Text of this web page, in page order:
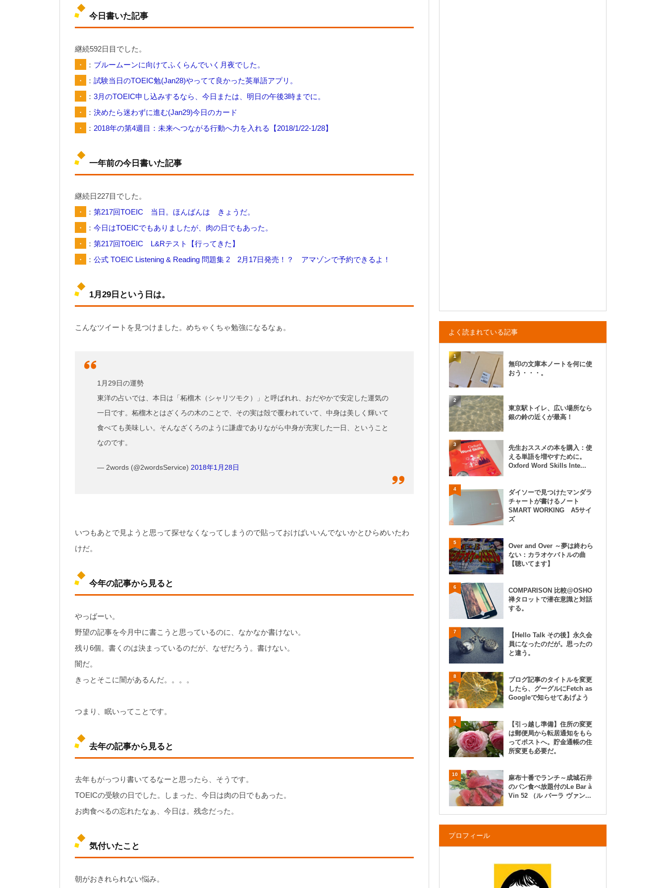
今日書いた記事
継続592日目でした。
・
： ブルームーンに向けてふくらんでいく月夜でした。
・
： 試験当日のTOEIC勉(Jan28)やってて良かった英単語アプリ。
・
： 3月のTOEIC申し込みするなら、今日または、明日の午後3時までに。
・
： 決めたら迷わずに進む(Jan29)今日のカード
・
： 2018年の第4週目：未来へつながる行動へ力を入れる【2018/1/22-1/28】
一年前の今日書いた記事
継続日227目でした。
・
： 第217回TOEIC 当日。ほんばんは きょうだ。
・
： 今日はTOEICでもありましたが、肉の日でもあった。
・
： 第217回TOEIC L&Rテスト【行ってきた】
・
： 公式 TOEIC Listening & Reading 問題集 2 2月17日発売！？ アマゾンで予約できるよ！
1月29日という日は。
こんなツイートを見つけました。めちゃくちゃ勉強になるなぁ。
1月29日の運勢
東洋の占いでは、本日は「柘榴木（シャリツモク）」と呼ばれれ、おだやかで安定した運気の
一日です。柘榴木とはざくろの木のことで、その実は殻で覆われていて、中身は美しく輝いて
食べても美味しい。そんなざくろのように謙虚でありながら中身が充実した一日、ということ
なのです。
— 2words (@2wordsService) 2018年1月28日
いつもあとで見ようと思って探せなくなってしまうので貼っておけばいいんでないかとひらめいたわ
けだ。
今年の記事から見ると
やっばーい。
野望の記事を今月中に書こうと思っているのに、なかなか書けない。
残り6個。書くのは決まっているのだが、なぜだろう。書けない。
闇だ。
きっとそこに闇があるんだ。。。。
つまり、眠いってことです。
去年の記事から見ると
去年もがっつり書いてるなーと思ったら、そうです。
TOEICの受験の日でした。しまった、今日は肉の日でもあった。
お肉食べるの忘れたなぁ、今日は。残念だった。
気付いたこと
朝がおきれられない悩み。
よく読まれている記事
1
無印の文庫本ノートを何に使
おう・・・。
2
東京駅トイレ、広い場所なら
銀の鈴の近くが最高！
3
先生おススメの本を購入：使
える単語を増やすために。
Oxford Word Skills Inte...
4
ダイソーで見つけたマンダラ
チャートが書けるノート
SMART WORKING A5サイ
ズ
5
Over and Over ～夢は終わら
ない：カラオケバトルの曲
【聴いてます】
6
COMPARISON 比較@OSHO
禅タロットで潜在意識と対話
する。
7
【Hello Talk その後】永久会
員になったのだが。思ったの
と違う。
8
ブログ記事のタイトルを変更
したら、グーグルにFetch as
Googleで知らせてあげよう
9
【引っ越し準備】住所の変更
は郵便局から転居通知をもら
ってポストへ。貯金通帳の住
所変更も必要だ。
10
麻布十番でランチ～成城石井
のパン食べ放題付のLe Bar à
Vin 52 （ル バーラ ヴァン...
プロフィール